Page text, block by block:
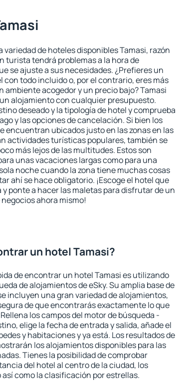
variedad de hoteles disponibles Tamasi, razón
turista tendrá problemas a la hora de
se ajuste a sus necesidades. ¿Prefieres un
con todo incluido o, por el contrario, eres más
ambiente acogedor y un precio bajo? Tamasi
alojamiento con cualquier presupuesto.
deseado y la tipología de hotel y comprueba
y las opciones de cancelación. Si bien los
encuentran ubicados justo en las zonas en las
actividades turísticas populares, también se
más lejos de las multitudes. Estos son
unas vacaciones largas como para una
noche cuando la zona tiene muchas cosas
ahí se hace obligatorio. ¡Escoge el hotel que
y ponte a hacer las maletas para disfrutar de un
ahora mismo!
un hotel Tamasi?
de encontrar un hotel Tamasi es utilizando
de alojamientos de eSky. Su amplia base de
incluyen una gran variedad de alojamientos,
de que encontrarás exactamente lo que
los campos del motor de búsqueda -
elige la fecha de entrada y salida, añade el
y habitaciones y ya está. Los resultados de
los alojamientos disponibles para las
Tienes la posibilidad de comprobar
del hotel al centro de la ciudad, los
así como la clasificación por estrellas.